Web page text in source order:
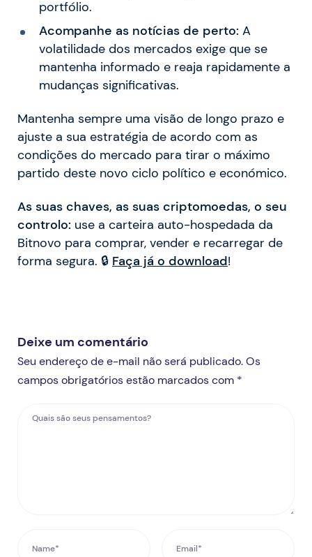
portfólio.
Acompanhe as notícias de perto: A
volatilidade dos mercados exige que se
mantenha informado e reaja rapidamente a
mudanças significativas.
Mantenha sempre uma visão de longo prazo e
ajuste a sua estratégia de acordo com as
condições do mercado para tirar o máximo
partido deste novo ciclo político e económico.
As suas chaves, as suas criptomoedas, o seu
controlo: use a carteira auto-hospedada da
Bitnovo para comprar, vender e recarregar de
forma segura. 🔒 Faça já o download!
Deixe um comentário
Seu endereço de e-mail não será publicado. Os
campos obrigatórios estão marcados com *